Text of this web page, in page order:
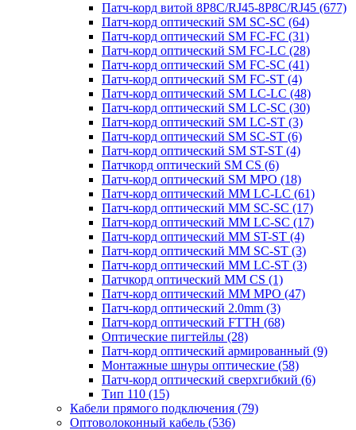
Патч-корд витой 8P8C/RJ45-8P8C/RJ45 (677)
Патч-корд оптический SM SC-SC (64)
Патч-корд оптический SM FC-FC (31)
Патч-корд оптический SM FC-LC (28)
Патч-корд оптический SM FC-SC (41)
Патч-корд оптический SM FC-ST (4)
Патч-корд оптический SM LC-LC (48)
Патч-корд оптический SM LC-SC (30)
Патч-корд оптический SM LC-ST (3)
Патч-корд оптический SM SC-ST (6)
Патч-корд оптический SM ST-ST (4)
Патчкорд оптический SM CS (6)
Патч-корд оптический SM MPO (18)
Патч-корд оптический MM LC-LC (61)
Патч-корд оптический MM SC-SC (17)
Патч-корд оптический MM LC-SC (17)
Патч-корд оптический MM ST-ST (4)
Патч-корд оптический MM SC-ST (3)
Патч-корд оптический MM LC-ST (3)
Патчкорд оптический MM CS (1)
Патч-корд оптический MM MPO (47)
Патч-корд оптический 2.0mm (3)
Патч-корд оптический FTTH (68)
Оптические пигтейлы (28)
Патч-корд оптический армированный (9)
Монтажные шнуры оптические (58)
Патч-корд оптический сверхгибкий (6)
Тип 110 (15)
Кабели прямого подключения (79)
Оптоволоконный кабель (536)